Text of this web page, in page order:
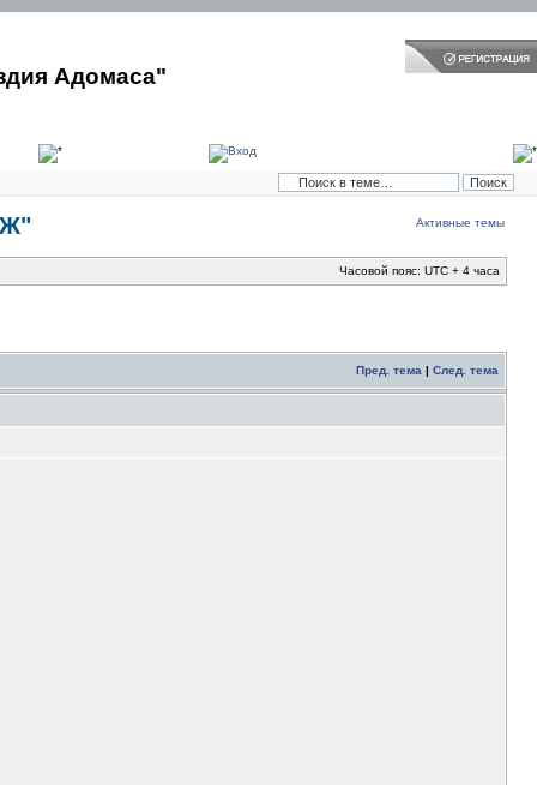
Адомаса"
Активные темы
Часовой пояс: UTC + 4 часа
Пред. тема | След. тема